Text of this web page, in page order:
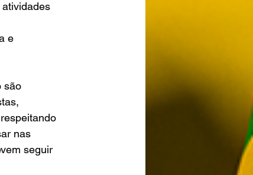
e
são
nas
seguir